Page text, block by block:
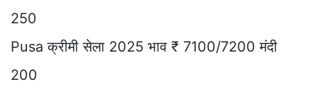
250
Pusa क्रीमी सेला 2025 भाव ₹ 7100/7200 मंदी
200